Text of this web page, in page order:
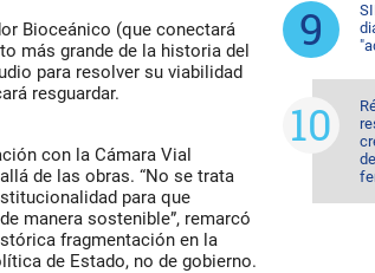
Bioceánico (que conectará
más grande de la historia del
para resolver su viabilidad
resguardar.
con la Cámara Vial
de las obras. “No se trata
para que
manera sostenible”, remarcó
fragmentación en la
de Estado, no de gobierno.